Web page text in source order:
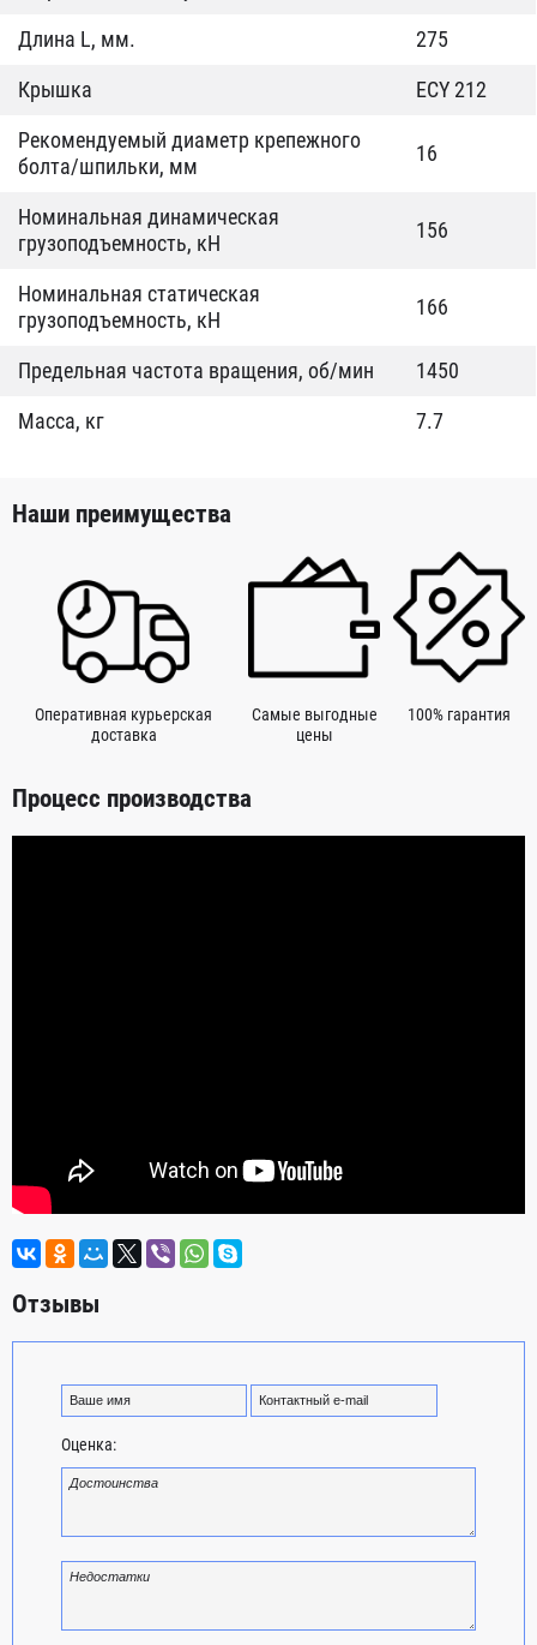
Длина L, мм.
275
Крышка
ECY 212
Рекомендуемый диаметр крепежного
болта/шпильки, мм
16
Номинальная динамическая
грузоподъемность, кН
156
Номинальная статическая
грузоподъемность, кН
166
Предельная частота вращения, об/мин
1450
Масса, кг
7.7
Наши преимущества
Оперативная курьерская
доставка
Самые выгодные
цены
100% гарантия
Процесс производства
Отзывы
Оценка: